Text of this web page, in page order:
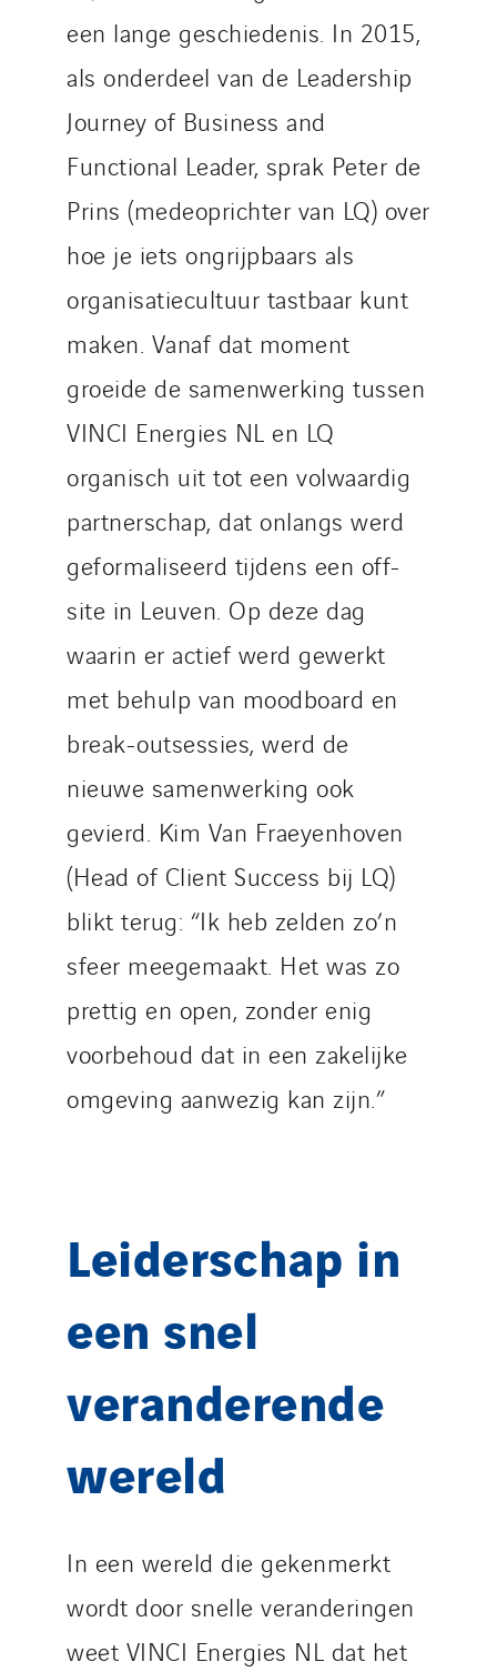
een lange geschiedenis. In 2015,
als onderdeel van de Leadership
Journey of Business and
Functional Leader, sprak Peter de
Prins (medeoprichter van LQ) over
hoe je iets ongrijpbaars als
organisatiecultuur tastbaar kunt
maken. Vanaf dat moment
groeide de samenwerking tussen
VINCI Energies NL en LQ
organisch uit tot een volwaardig
partnerschap, dat onlangs werd
geformaliseerd tijdens een off-
site in Leuven. Op deze dag
waarin er actief werd gewerkt
met behulp van moodboard en
break-outsessies, werd de
nieuwe samenwerking ook
gevierd. Kim Van Fraeyenhoven
(Head of Client Success bij LQ)
blikt terug: “Ik heb zelden zo’n
sfeer meegemaakt. Het was zo
prettig en open, zonder enig
voorbehoud dat in een zakelijke
omgeving aanwezig kan zijn.”
Leiderschap in
een snel
veranderende
wereld
In een wereld die gekenmerkt
wordt door snelle veranderingen
weet VINCI Energies NL dat het